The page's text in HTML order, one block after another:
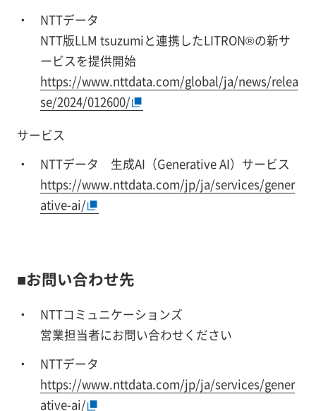
NTTデータ
NTT版LLM tsuzumiと連携したLITRON®の新サ
ービスを提供開始
https://www.nttdata.com/global/ja/news/relea
se/2024/012600/
サービス
NTTデータ 生成AI（Generative AI）サービス
https://www.nttdata.com/jp/ja/services/gener
ative-ai/
■お問い合わせ先
NTTコミュニケーションズ
営業担当者にお問い合わせください
NTTデータ
https://www.nttdata.com/jp/ja/services/gener
ative-ai/